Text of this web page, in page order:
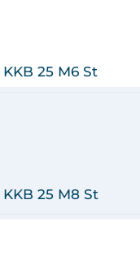
KKB 25 M6 St
KKB 25 M8 St